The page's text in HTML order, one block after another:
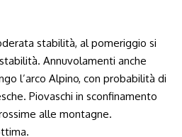
stabilità, al pomeriggio si
Annuvolamenti anche
l’arco Alpino, con probabilità di
Piovaschi in sconfinamento
alle montagne.